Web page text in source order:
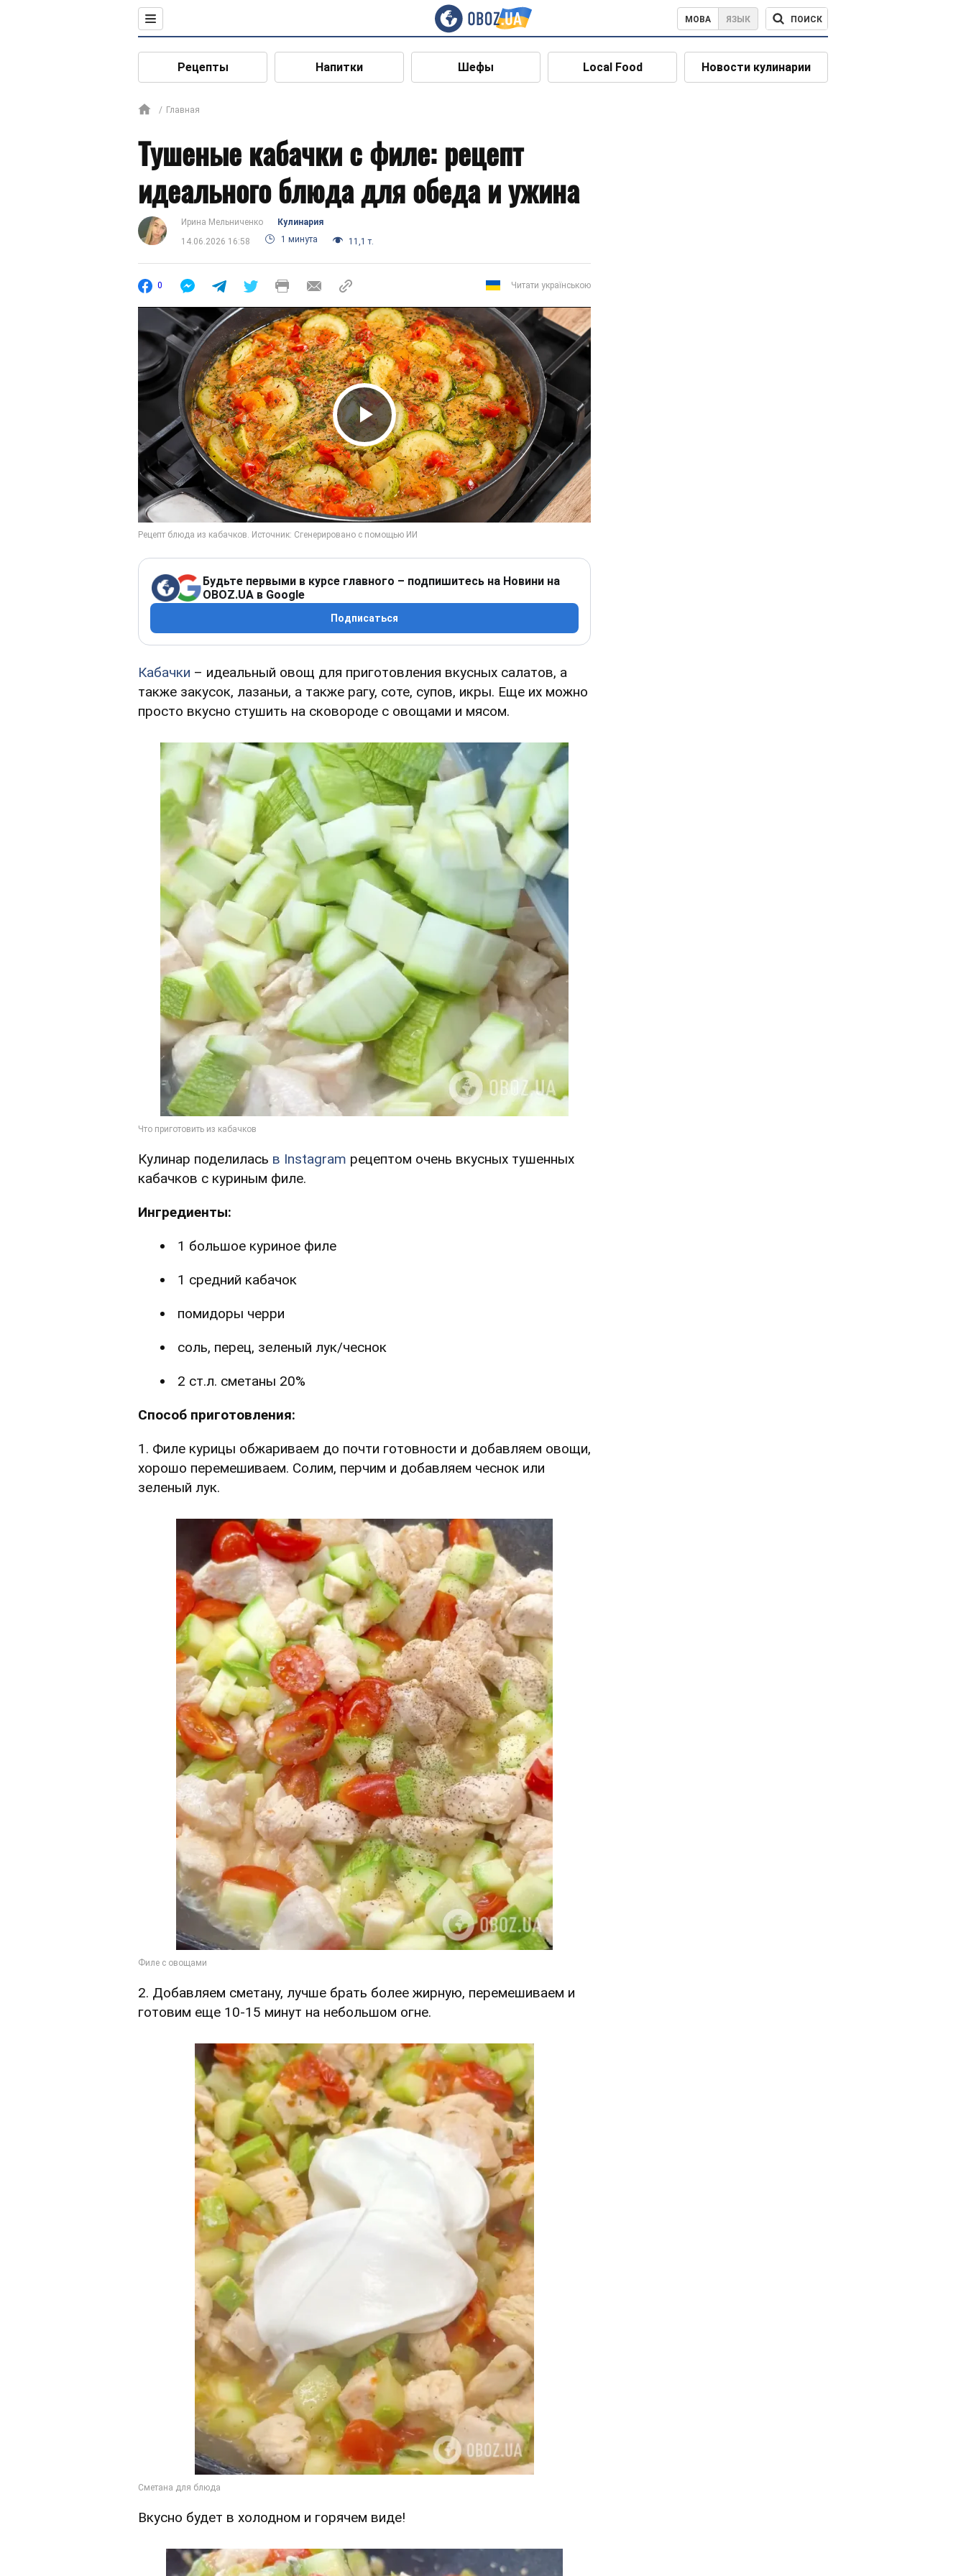
МОВА ЯЗЫК ПОИСК
Рецепты Напитки Шефы Local Food Новости кулинарии
Главная
Тушеные кабачки с филе: рецепт
идеального блюда для обеда и ужина
Ирина Мельниченко
Кулинария
14.06.2026 16:58
1 минута 11,1 т.
0 Читати українською
Play Video
Будьте первыми в курсе главного – подпишитесь на Новини на
OBOZ.UA в Google
Подписаться
Кабачки – идеальный овощ для приготовления вкусных салатов, а
также закусок, лазаньи, а также рагу, соте, супов, икры. Еще их можно
просто вкусно стушить на сковороде с овощами и мясом.
Кулинар поделилась в Instagram рецептом очень вкусных тушенных
кабачков с куриным филе.
Ингредиенты:
1 большое куриное филе
1 средний кабачок
помидоры черри
соль, перец, зеленый лук/чеснок
2 ст.л. сметаны 20%
Способ приготовления:
1. Филе курицы обжариваем до почти готовности и добавляем овощи,
хорошо перемешиваем. Солим, перчим и добавляем чеснок или
зеленый лук.
2. Добавляем сметану, лучше брать более жирную, перемешиваем и
готовим еще 10-15 минут на небольшом огне.
Вкусно будет в холодном и горячем виде!